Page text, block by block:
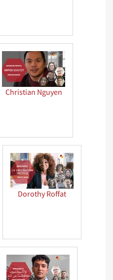
Christian Nguyen
Dorothy Roffat